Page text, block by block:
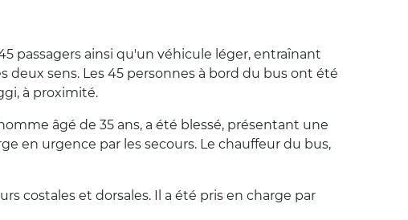
passagers ainsi qu'un véhicule léger, entraînant
sens. Les 45 personnes à bord du bus ont été
à proximité.
âgé de 35 ans, a été blessé, présentant une
en urgence par les secours. Le chauffeur du bus,
costales et dorsales. Il a été pris en charge par